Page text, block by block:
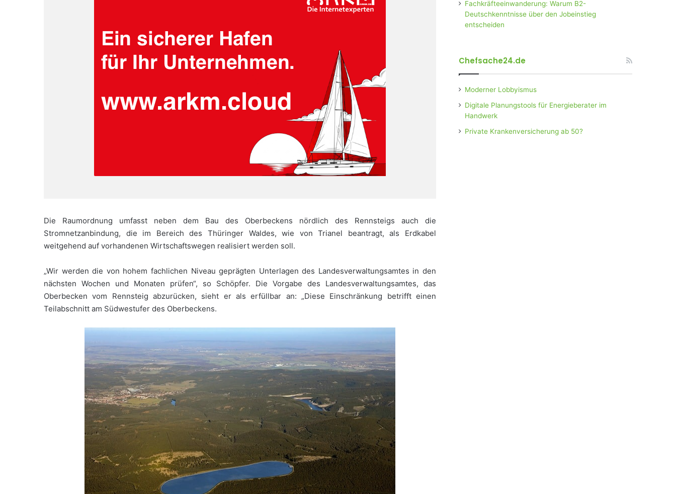
Die Raumordnung umfasst neben dem Bau des Oberbeckens nördlich des Rennsteigs auch die
Stromnetzanbindung, die im Bereich des Thüringer Waldes, wie von Trianel beantragt, als Erdkabel
weitgehend auf vorhandenen Wirtschaftswegen realisiert werden soll.
„Wir werden die von hohem fachlichen Niveau geprägten Unterlagen des Landesverwaltungsamtes in den
nächsten Wochen und Monaten prüfen“, so Schöpfer. Die Vorgabe des Landesverwaltungsamtes, das
Oberbecken vom Rennsteig abzurücken, sieht er als erfüllbar an: „Diese Einschränkung betrifft einen
Teilabschnitt am Südwestufer des Oberbeckens.
Fachkräfteeinwanderung: Warum B2-
Deutschkenntnisse über den Jobeinstieg
entscheiden
Chefsache24.de
Moderner Lobbyismus
Digitale Planungstools für Energieberater im
Handwerk
Private Krankenversicherung ab 50?